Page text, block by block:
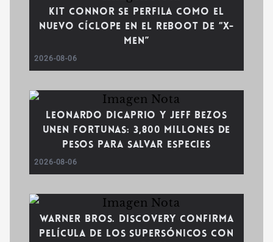
Kit Connor se perfila como el
nuevo Cíclope en el reboot de “X-
Men”
2026-08-06
Leonardo DiCaprio y Jeff Bezos
unen fortunas: 3,800 millones de
pesos para salvar especies
2026-08-06
Warner Bros. Discovery confirma
película de Los Supersónicos con